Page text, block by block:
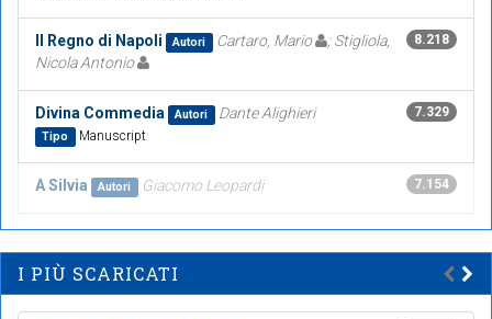
8.218
Il Regno di Napoli Autori Cartaro, Mario
; Stigliola,
Nicola Antonio
7.329
Divina Commedia Autori Dante Alighieri
Tipo Manuscript
7.154
A Silvia Autori Giacomo Leopardi
I PIÙ SCARICATI